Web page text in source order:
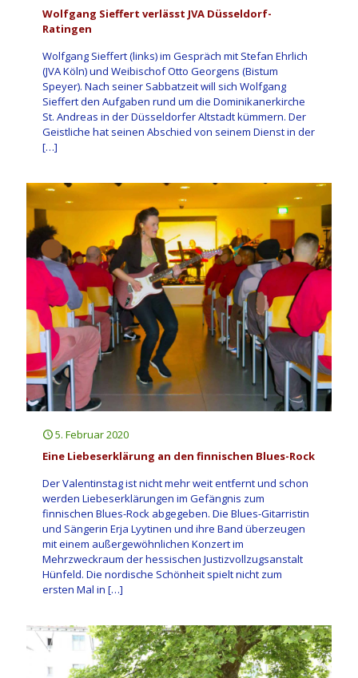
Wolfgang Sieffert verlässt JVA Düsseldorf-
Ratingen
Wolfgang Sieffert (links) im Gespräch mit Stefan Ehrlich
(JVA Köln) und Weibischof Otto Georgens (Bistum
Speyer). Nach seiner Sabbatzeit will sich Wolfgang
Sieffert den Aufgaben rund um die Dominikanerkirche
St. Andreas in der Düsseldorfer Altstadt kümmern. Der
Geistliche hat seinen Abschied von seinem Dienst in der
[…]
5. Februar 2020
Eine Liebeserklärung an den finnischen Blues-Rock
Der Valentinstag ist nicht mehr weit entfernt und schon
werden Liebeserklärungen im Gefängnis zum
finnischen Blues-Rock abgegeben. Die Blues-Gitarristin
und Sängerin Erja Lyytinen und ihre Band überzeugen
mit einem außergewöhnlichen Konzert im
Mehrzweckraum der hessischen Justizvollzugsanstalt
Hünfeld. Die nordische Schönheit spielt nicht zum
ersten Mal in […]